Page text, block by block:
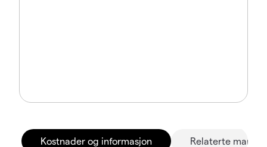
Kostnader og informasjon Relaterte